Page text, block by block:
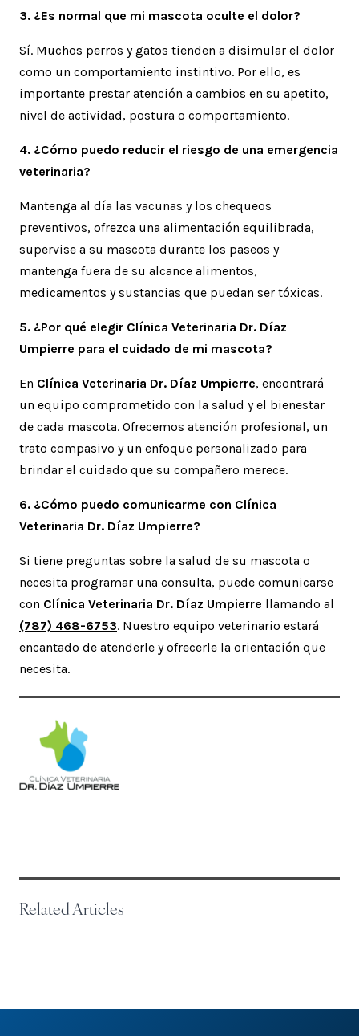
3. ¿Es normal que mi mascota oculte el dolor?
Sí. Muchos perros y gatos tienden a disimular el dolor
como un comportamiento instintivo. Por ello, es
importante prestar atención a cambios en su apetito,
nivel de actividad, postura o comportamiento.
4. ¿Cómo puedo reducir el riesgo de una emergencia
veterinaria?
Mantenga al día las vacunas y los chequeos
preventivos, ofrezca una alimentación equilibrada,
supervise a su mascota durante los paseos y
mantenga fuera de su alcance alimentos,
medicamentos y sustancias que puedan ser tóxicas.
5. ¿Por qué elegir Clínica Veterinaria Dr. Díaz
Umpierre para el cuidado de mi mascota?
En Clínica Veterinaria Dr. Díaz Umpierre, encontrará
un equipo comprometido con la salud y el bienestar
de cada mascota. Ofrecemos atención profesional, un
trato compasivo y un enfoque personalizado para
brindar el cuidado que su compañero merece.
6. ¿Cómo puedo comunicarme con Clínica
Veterinaria Dr. Díaz Umpierre?
Si tiene preguntas sobre la salud de su mascota o
necesita programar una consulta, puede comunicarse
con Clínica Veterinaria Dr. Díaz Umpierre llamando al
(787) 468-6753. Nuestro equipo veterinario estará
encantado de atenderle y ofrecerle la orientación que
necesita.
Related Articles